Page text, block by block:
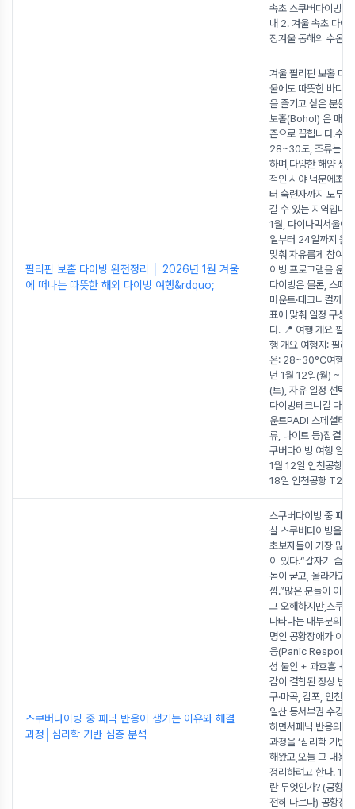
속초 스쿠버다이빙
내 2. 겨울 속초 다이
징겨울 동해의 수온은
필리핀 보홀 다이빙 완전정리 │ 2026년 1월 겨울
에 떠나는 따뜻한 해외 다이빙 여행&rdquo;
겨울 필리핀 보홀 다
울에도 따뜻한 바다
을 즐기고 싶은 분들
보홀(Bohol) 은 매년
즌으로 꼽힙니다.수온
28~30도, 조류는 비
하며,다양한 해양 생
적인 시야 덕분에초
터 숙련자까지 모두
길 수 있는 지역입니
1월, 다이나믹서울에
일부터 24일까지 원
맞춰 자유롭게 참여
이빙 프로그램을 운
다이빙은 물론, 스페
마운트·테크니컬까지
표에 맞춰 일정 구성
다. 📍 여행 개요 필리
행 개요 여행지: 필리
온: 28~30°C여행
년 1월 12일(월) ~ 1
(토), 자유 일정 선택
다이빙테크니컬 다이
운트PADI 스페셜티
류, 나이트 등)집결 안
쿠버다이빙 여행 일
1월 12일 인천공항
18일 인천공항 T2그
스쿠버다이빙 중 패닉 반응이 생기는 이유와 해결
과정│심리학 기반 심층 분석
스쿠버다이빙 중 패
실 스쿠버다이빙을
초보자들이 가장 많
이 있다.“갑자기 숨이
몸이 굳고, 올라가고
낌.”많은 분들이 이걸
고 오해하지만,스쿠
나타나는 대부분의
명인 공황장애가 아
응(Panic
성 불안 + 과호흡 +
감이 결합된 정상 반
구·마곡, 김포, 인천
일산 등서부권 수강
하면서패닉 반응의
과정을 ‘심리학 기반’
해왔고,오늘 그 내용
정리하려고 한다. 1.
란 무엇인가? (공황장
전히 다르다) 공황장